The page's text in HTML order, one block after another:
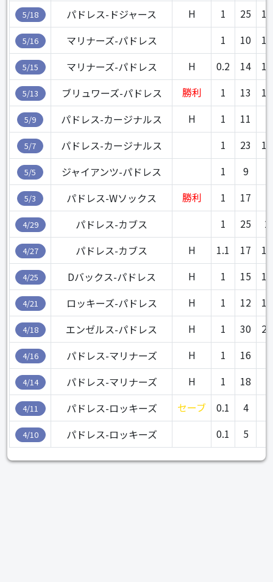
5/18 パドレス-ドジャース H 1 25
5/16 マリナーズ-パドレス 1 10
5/15 マリナーズ-パドレス H 0.2 14
5/13 ブリュワーズ-パドレス 勝利 1 13
5/9 パドレス-カージナルス H 1 11
5/7 パドレス-カージナルス 1 23
5/5 ジャイアンツ-パドレス 1 9
5/3 パドレス-Wソックス 勝利 1 17
4/29 パドレス-カブス 1 25
4/27 パドレス-カブス H 1.1 17
4/25 Dバックス-パドレス H 1 15
4/21 ロッキーズ-パドレス H 1 12
4/18 エンゼルス-パドレス H 1 30
4/16 パドレス-マリナーズ H 1 16
4/14 パドレス-マリナーズ H 1 18
4/11 パドレス-ロッキーズ セーブ 0.1 4
4/10 パドレス-ロッキーズ 0.1 5